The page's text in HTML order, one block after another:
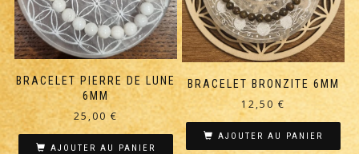
BRACELET PIERRE DE LUNE
6MM
25,00 €
AJOUTER AU PANIER
BRACELET BRONZITE 6MM
12,50 €
AJOUTER AU PANIER